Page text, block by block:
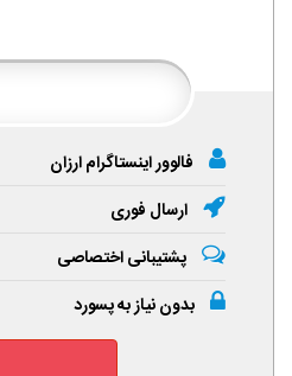
فالوور اینستاگرام ارزان
ارسال فوری
پشتیبانی اختصاصی
بدون نیاز به پسورد